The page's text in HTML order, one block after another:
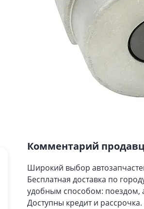
Комментарий
Широкий выбор
Бесплатная доставка по
удобным способом: поездом,
Доступны кредит и рассрочка.